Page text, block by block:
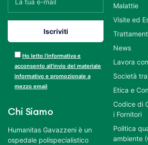
Ho letto l’informativa e
acconsento all’invio del materiale
informativo e promozionale a
mezzo email
Chi Siamo
Humanitas Gavazzeni è un
ospedale polispecialistico
Malattie
Visite ed
News
Lavora
Società
Etica e
Codice di
i Fornitori
Politica
ambiente